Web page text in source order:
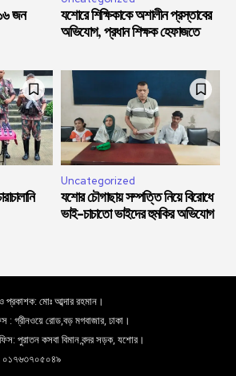
জন
যশোরে শিক্ষিকাকে অশালীন প্রস্তাবের
অভিযোগ, প্রধান শিক্ষক হেফাজতে
Uncategorized
যশোর চৌগাছায় সম্পত্তি নিয়ে বিরোধে
ভাই-চাচাতো ভাইদের হুমকির অভিযোগ
প্রকাশক: মোঃ আব্দার রহমান।
: গ্রীনওয়ে রোড,বড় মগবাজার, ঢাকা।
পুরাতন কসবা বিমান বন্দর সড়ক, যশোর।
০১৭৬৩৭০৫০৪৯